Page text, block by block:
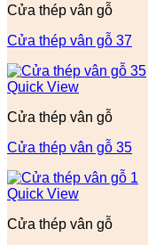
Cửa thép vân gỗ
Cửa thép vân gỗ 37
Quick View
Cửa thép vân gỗ
Cửa thép vân gỗ 35
Quick View
Cửa thép vân gỗ